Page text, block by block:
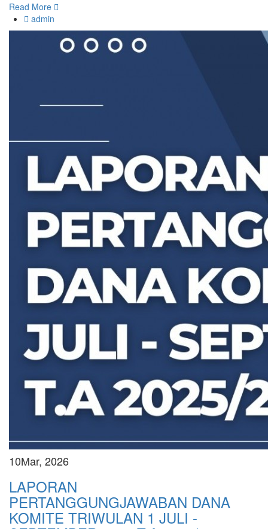
Read More
admin
10Mar, 2026
LAPORAN
PERTANGGUNGJAWABAN DANA
KOMITE TRIWULAN 1 JULI -